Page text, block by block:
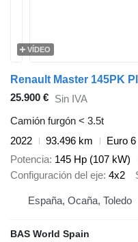
VÍDEO
25.900 € Sin IVA
Camión furgón < 3.5t
2022
93.496 km
Euro 6
Potencia 145 Hp (107 kW)
Configuración del eje 4x2
España, Ocaña, Toledo
BAS World Spain